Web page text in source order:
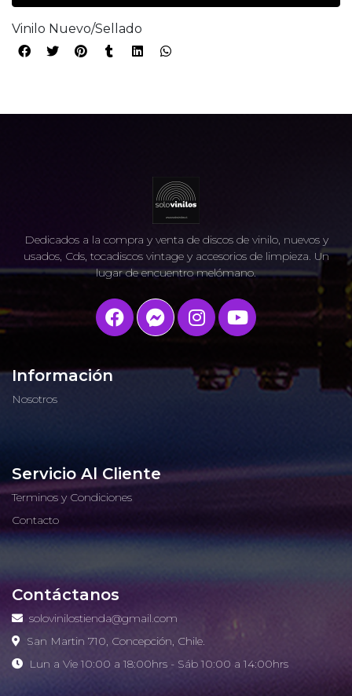
Vinilo Nuevo/Sellado
Dedicados a la compra y venta de discos de vinilo, nuevos y
usados, Cds, tocadiscos vintage y accesorios de limpieza. Un
lugar de encuentro melómano.
Información
Nosotros
Servicio Al Cliente
Terminos y Condiciones
Contacto
Contáctanos
solovinilostienda@gmail.com
San Martin 710, Concepción, Chile.
Lun a Vie 10:00 a 18:00hrs - Sáb 10:00 a 14:00hrs